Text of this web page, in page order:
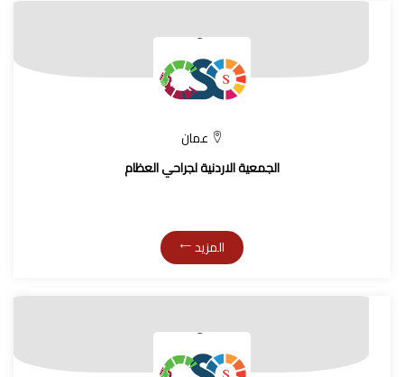
عمان
الجمعية الاردنية لجراحي العظام
المزيد